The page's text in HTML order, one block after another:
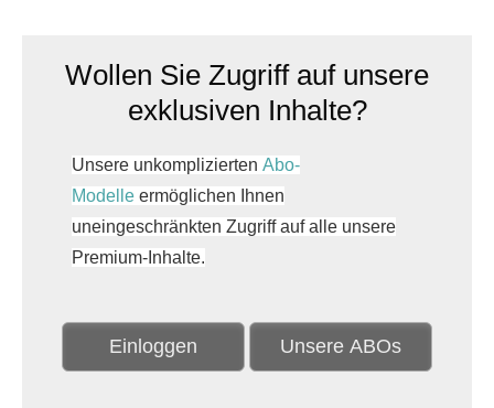
Wollen Sie Zugriff auf unsere
exklusiven Inhalte?
Unsere unkomplizierten Abo-
Modelle ermöglichen Ihnen
uneingeschränkten Zugriff auf alle unsere
Premium-Inhalte.
Einloggen Unsere ABOs